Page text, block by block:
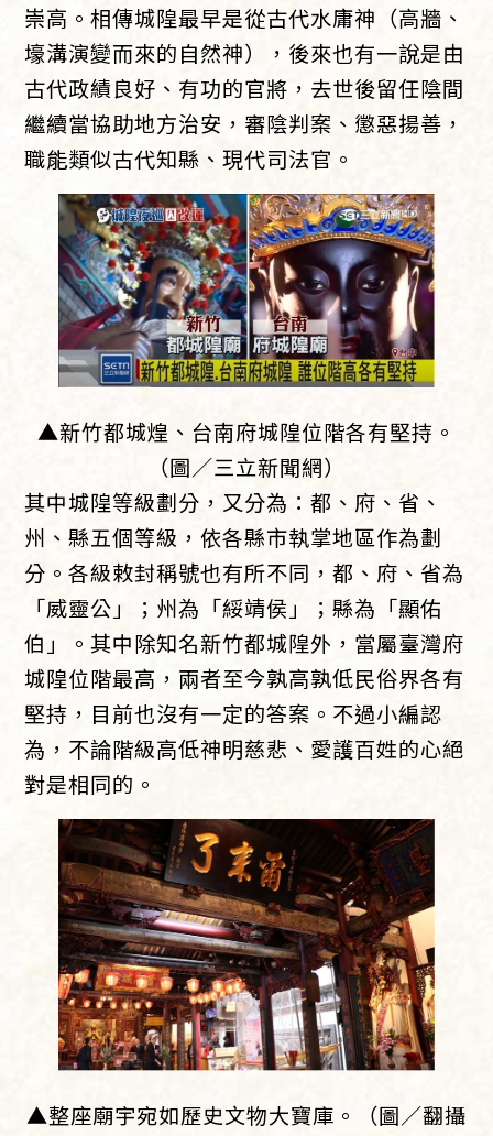
崇高。相傳城隍最早是從古代水庸神（高牆、
壕溝演變而來的自然神），後來也有一說是由
古代政績良好、有功的官將，去世後留任陰間
繼續當協助地方治安，審陰判案、懲惡揚善，
職能類似古代知縣、現代司法官。
▲新竹都城煌、台南府城隍位階各有堅持。
（圖／三立新聞網）
其中城隍等級劃分，又分為：都、府、省、
州、縣五個等級，依各縣市執掌地區作為劃
分。各級敕封稱號也有所不同，都、府、省為
「威靈公」；州為「綏靖侯」；縣為「顯佑
伯」。其中除知名新竹都城隍外，當屬臺灣府
城隍位階最高，兩者至今孰高孰低民俗界各有
堅持，目前也沒有一定的答案。不過小編認
為，不論階級高低神明慈悲、愛護百姓的心絕
對是相同的。
▲整座廟宇宛如歷史文物大寶庫。（圖／翻攝